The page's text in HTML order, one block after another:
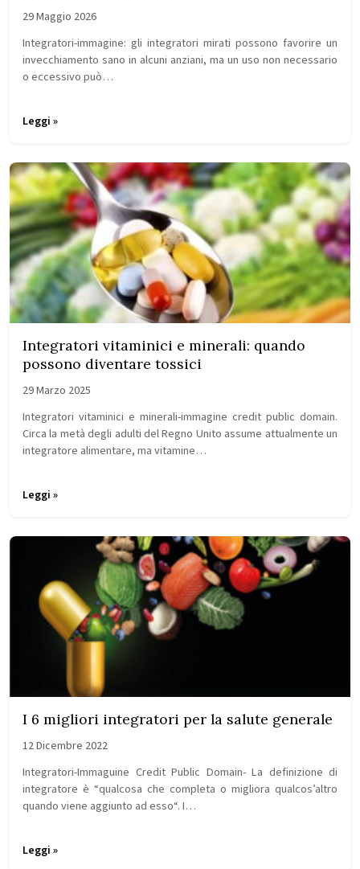
29 Maggio 2026
Integratori-immagine: gli integratori mirati possono favorire un
invecchiamento sano in alcuni anziani, ma un uso non necessario
o eccessivo può…
Leggi »
Integratori vitaminici e minerali: quando
possono diventare tossici
29 Marzo 2025
Integratori vitaminici e minerali-immagine credit public domain.
Circa la metà degli adulti del Regno Unito assume attualmente un
integratore alimentare, ma vitamine…
Leggi »
I 6 migliori integratori per la salute generale
12 Dicembre 2022
Integratori-Immaguine Credit Public Domain- La definizione di
integratore è “qualcosa che completa o migliora qualcos’altro
quando viene aggiunto ad esso“. I…
Leggi »